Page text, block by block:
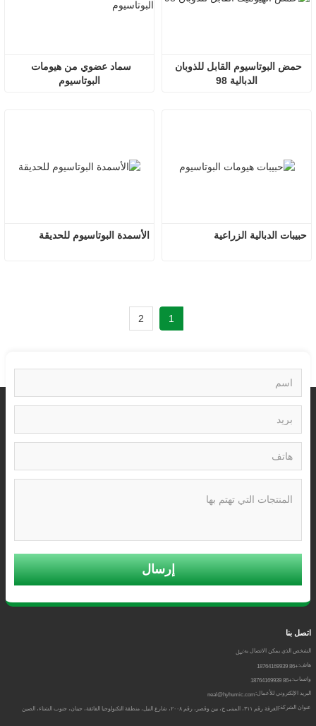
البوتاسيوم
الدبالية 98
الأسمدة البوتاسيوم للحديقة حبيبات الدبالية الزراعية
1
2
إرسال
اتصل بنا
الشخص الذي يمكن الاتصال به:نيل
هاتف:+86 18764169939
واتساب:+86 18764169939
البريد الإلكتروني للأعمال:neal@hyhumic.com
عنوان الشركة:الغرفة رقم ٣١١، المبنى ج، يين وقصر، رقم ٢٠٠٨، شارع النيل، منطقة التكنولوجيا الفائقة، جينان، جنوب الشتاء، الصين